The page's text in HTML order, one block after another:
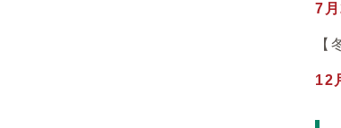
7
【
12